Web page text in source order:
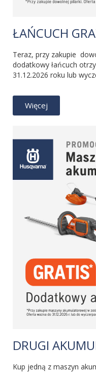
ŁAŃCUCH
Teraz, przy zakupie
dodatkowy łańcuch
31.12.2026 roku lub
Więcej
DRUGI
Kup jedną z maszyn